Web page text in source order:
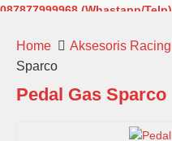
087877999968 (Whastapp/Telp)
Home Aksesoris Racing
Sparco
Pedal Gas Sparco